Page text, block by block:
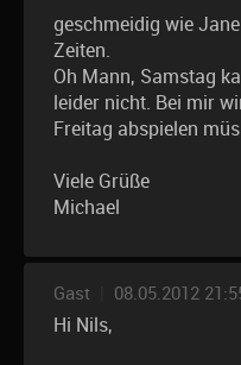
geschmeidig wie
Zeiten.
Oh Mann, Samstag
leider nicht. Bei mir
Freitag abspielen
Viele Grüße
Michael
Gast 08.05.2012
Hi Nils,